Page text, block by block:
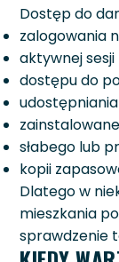
Dostęp do
zalogowania
aktywnej
dostępu do
słabego lub
kopii
Dlatego w
mieszkania
sprawdzenie